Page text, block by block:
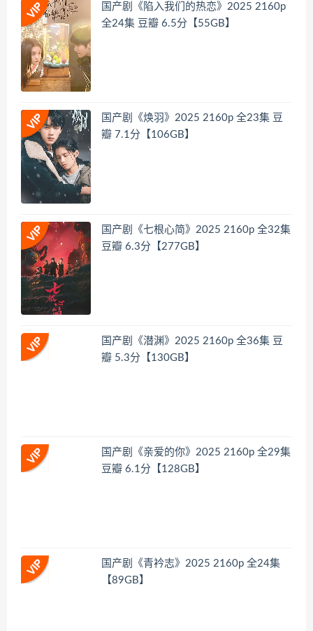
国产剧《陷入我们的热恋》2025 2160p
全24集 豆瓣 6.5分【55GB】
国产剧《焕羽》2025 2160p 全23集 豆
瓣 7.1分【106GB】
国产剧《七根心简》2025 2160p 全32集
豆瓣 6.3分【277GB】
国产剧《潜渊》2025 2160p 全36集 豆
瓣 5.3分【130GB】
国产剧《亲爱的你》2025 2160p 全29集
豆瓣 6.1分【128GB】
国产剧《青衿志》2025 2160p 全24集
【89GB】